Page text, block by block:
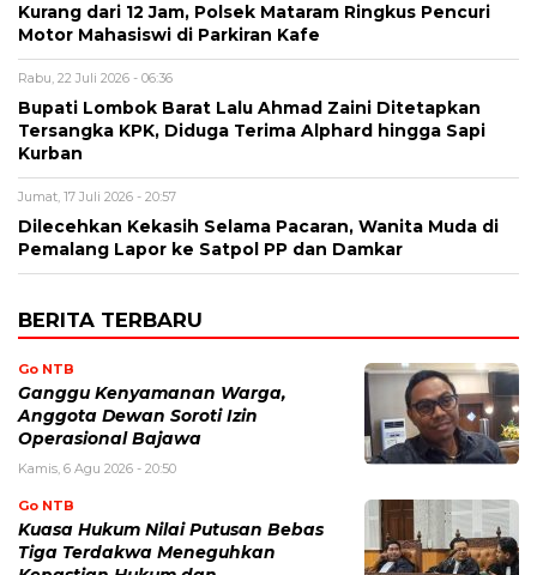
Kurang dari 12 Jam, Polsek Mataram Ringkus Pencuri
Motor Mahasiswi di Parkiran Kafe
Rabu, 22 Juli 2026 - 06:36
Bupati Lombok Barat Lalu Ahmad Zaini Ditetapkan
Tersangka KPK, Diduga Terima Alphard hingga Sapi
Kurban
Jumat, 17 Juli 2026 - 20:57
Dilecehkan Kekasih Selama Pacaran, Wanita Muda di
Pemalang Lapor ke Satpol PP dan Damkar
BERITA TERBARU
Go NTB
Ganggu Kenyamanan Warga,
Anggota Dewan Soroti Izin
Operasional Bajawa
Kamis, 6 Agu 2026 - 20:50
Go NTB
Kuasa Hukum Nilai Putusan Bebas
Tiga Terdakwa Meneguhkan